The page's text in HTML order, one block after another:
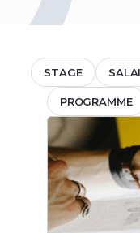
STAGE
PROGRAMME